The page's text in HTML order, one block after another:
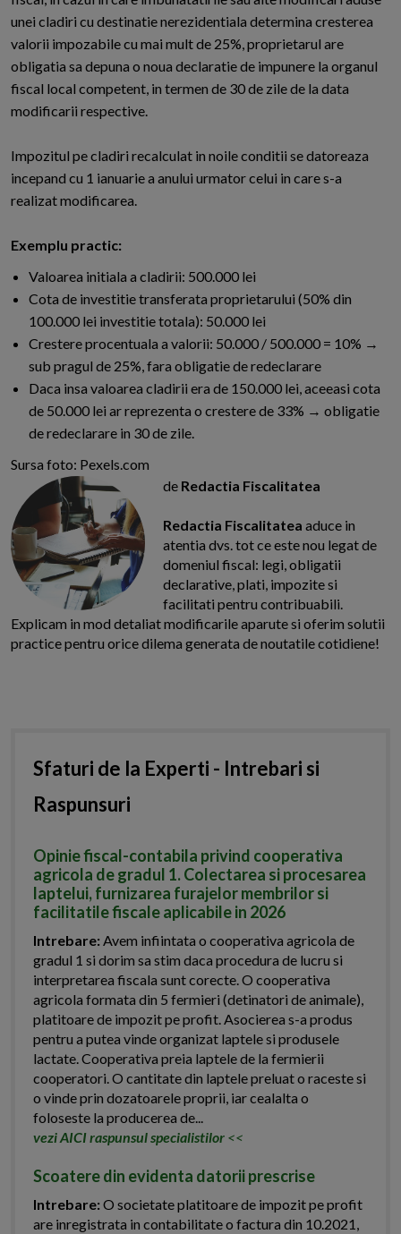
unei cladiri cu destinatie nerezidentiala determina cresterea
valorii impozabile cu mai mult de 25%, proprietarul are
obligatia sa depuna o noua declaratie de impunere la organul
fiscal local competent, in termen de 30 de zile de la data
modificarii respective.
Impozitul pe cladiri recalculat in noile conditii se datoreaza
incepand cu 1 ianuarie a anului urmator celui in care s-a
realizat modificarea.
Exemplu practic:
Valoarea initiala a cladirii: 500.000 lei
Cota de investitie transferata proprietarului (50% din
100.000 lei investitie totala): 50.000 lei
Crestere procentuala a valorii: 50.000 / 500.000 = 10% →
sub pragul de 25%, fara obligatie de redeclarare
Daca insa valoarea cladirii era de 150.000 lei, aceeasi cota
de 50.000 lei ar reprezenta o crestere de 33% → obligatie
de redeclarare in 30 de zile.
Sursa foto: Pexels.com
de Redactia Fiscalitatea
Redactia Fiscalitatea aduce in
atentia dvs. tot ce este nou legat de
domeniul fiscal: legi, obligatii
declarative, plati, impozite si
facilitati pentru contribuabili.
Explicam in mod detaliat modificarile aparute si oferim solutii
practice pentru orice dilema generata de noutatile cotidiene!
Sfaturi de la Experti - Intrebari si
Raspunsuri
Opinie fiscal-contabila privind cooperativa
agricola de gradul 1. Colectarea si procesarea
laptelui, furnizarea furajelor membrilor si
facilitatile fiscale aplicabile in 2026
Intrebare:Avem infiintata o cooperativa agricola de
gradul 1 si dorim sa stim daca procedura de lucru si
interpretarea fiscala sunt corecte. O cooperativa
agricola formata din 5 fermieri (detinatori de animale),
platitoare de impozit pe profit. Asocierea s-a produs
pentru a putea vinde organizat laptele si produsele
lactate. Cooperativa preia laptele de la fermierii
cooperatori. O cantitate din laptele preluat o raceste si
o vinde prin dozatoarele proprii, iar cealalta o
foloseste la producerea de...
vezi AICI raspunsul specialistilor <<
Scoatere din evidenta datorii prescrise
Intrebare:O societate platitoare de impozit pe profit
are inregistrata in contabilitate o factura din 10.2021,